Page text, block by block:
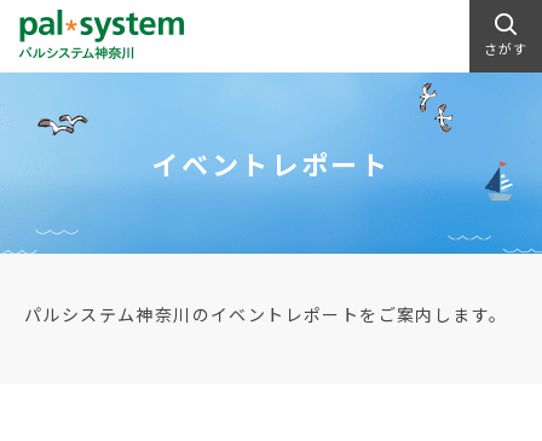
さがす
イベントレポート
パルシステム神奈川のイベントレポートをご案内します。